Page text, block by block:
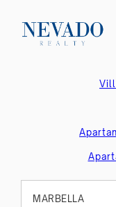
MARBELLA